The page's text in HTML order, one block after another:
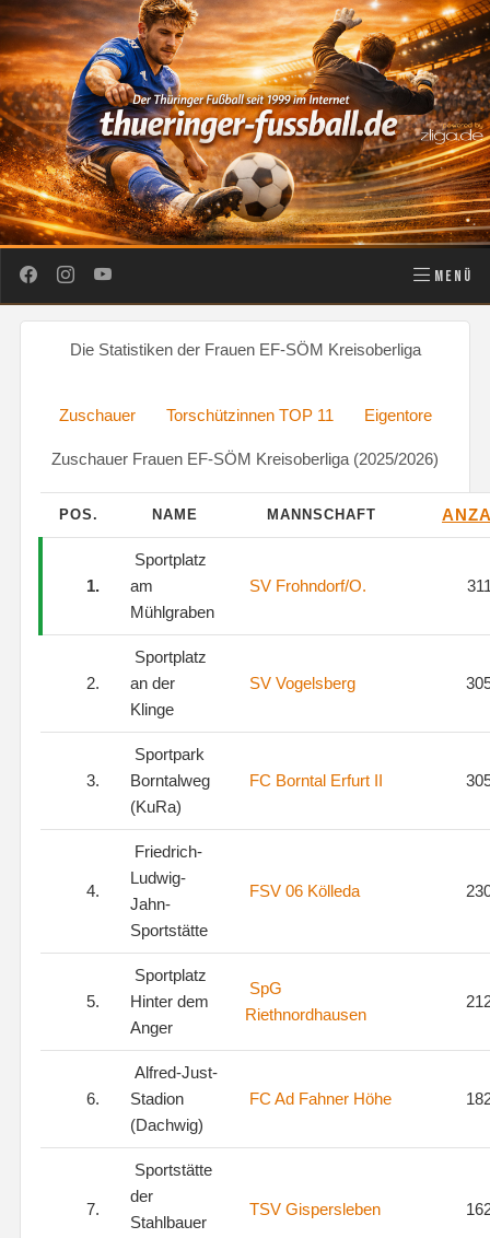
MENÜ
Die Statistiken der Frauen EF-SÖM Kreisoberliga
Zuschauer Torschützinnen TOP 11 Eigentore
Zuschauer Frauen EF-SÖM Kreisoberliga (2025/2026)
POS. NAME MANNSCHAFT
1.
Sportplatz
am
Mühlgraben
SV Frohndorf/O.
2.
Sportplatz
an der
Klinge
SV Vogelsberg
3.
Sportpark
Borntalweg
(KuRa)
FC Borntal Erfurt II
4.
Friedrich-
Ludwig-
Jahn-
Sportstätte
FSV 06 Kölleda
5.
Sportplatz
Hinter dem
Anger
SpG
Riethnordhausen
6.
Alfred-Just-
Stadion
(Dachwig)
FC Ad Fahner Höhe
7.
Sportstätte
der
Stahlbauer
TSV Gispersleben